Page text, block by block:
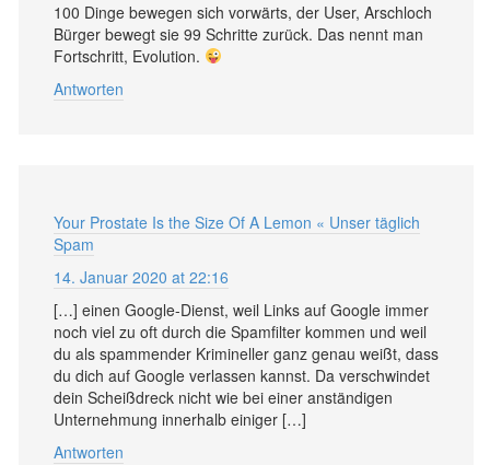
100 Dinge bewegen sich vorwärts, der User, Arschloch
Bürger bewegt sie 99 Schritte zurück. Das nennt man
Fortschritt, Evolution.
Antworten
Your Prostate Is the Size Of A Lemon « Unser täglich
Spam
14. Januar 2020 at 22:16
[…] einen Google-Dienst, weil Links auf Google immer
noch viel zu oft durch die Spamfilter kommen und weil
du als spammender Krimineller ganz genau weißt, dass
du dich auf Google verlassen kannst. Da verschwindet
dein Scheißdreck nicht wie bei einer anständigen
Unternehmung innerhalb einiger […]
Antworten